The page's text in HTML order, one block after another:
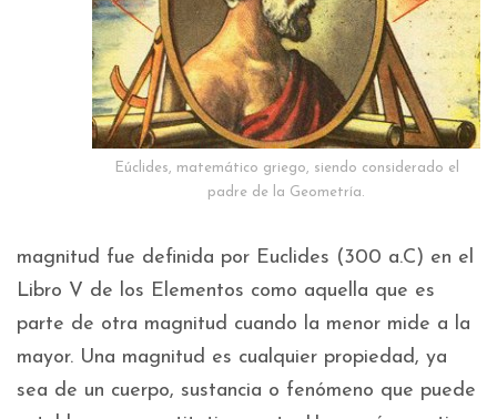
Eúclides, matemático griego, siendo considerado el
padre de la Geometría.
magnitud fue definida por Euclides (300 a.C) en el
Libro V de los Elementos como aquella que es
parte de otra magnitud cuando la menor mide a la
mayor. Una magnitud es cualquier propiedad, ya
sea de un cuerpo, sustancia o fenómeno que puede